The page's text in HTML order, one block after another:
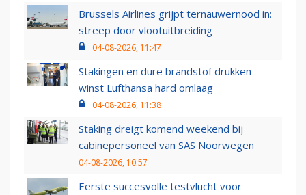
Brussels Airlines grijpt ternauwernood in:
streep door vlootuitbreiding
04-08-2026, 11:47
Stakingen en dure brandstof drukken
winst Lufthansa hard omlaag
04-08-2026, 11:38
Staking dreigt komend weekend bij
cabinepersoneel van SAS Noorwegen
04-08-2026, 10:57
Eerste succesvolle testvlucht voor